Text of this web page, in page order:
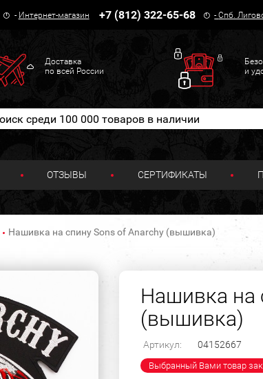
- Интернет-магазин +7 (812) 322-65-68 -Спб.
Доставка
по всей России
и
ОТЗЫВЫ СЕРТИФИКАТЫ
Нашивка на спину Sons of Anarchy (вышивка)
Нашивка на
(вышивка)
Артикул: 04152667
Выбранный Вами товар